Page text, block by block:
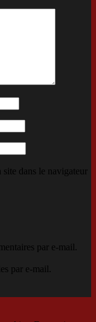
dans le navigateur
par e-mail.
par e-mail.